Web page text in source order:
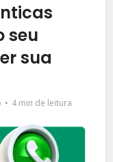
seu
sua
4 min de leitura